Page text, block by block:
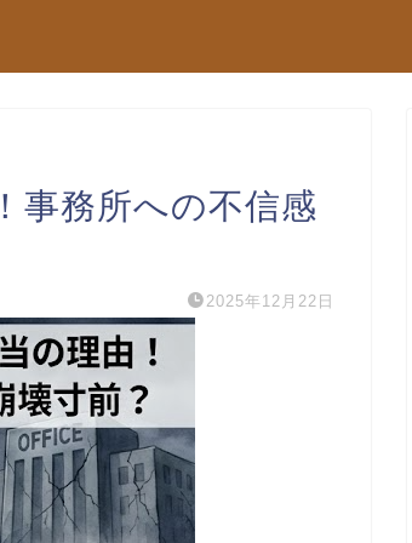
事務所への不信感
2025年12月22日